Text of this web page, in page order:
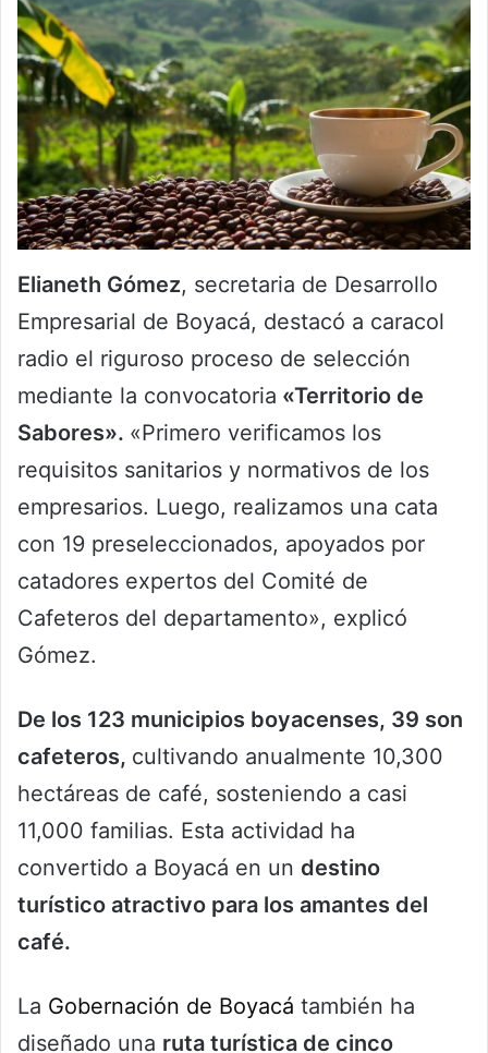
Elianeth Gómez, secretaria de Desarrollo
Empresarial de Boyacá, destacó a caracol
radio el riguroso proceso de selección
mediante la convocatoria «Territorio de
Sabores». «Primero verificamos los
requisitos sanitarios y normativos de los
empresarios. Luego, realizamos una cata
con 19 preseleccionados, apoyados por
catadores expertos del Comité de
Cafeteros del departamento», explicó
Gómez.
De los 123 municipios boyacenses, 39 son
cafeteros, cultivando anualmente 10,300
hectáreas de café, sosteniendo a casi
11,000 familias. Esta actividad ha
convertido a Boyacá en un destino
turístico atractivo para los amantes del
café.
La Gobernación de Boyacá también ha
diseñado una ruta turística de cinco